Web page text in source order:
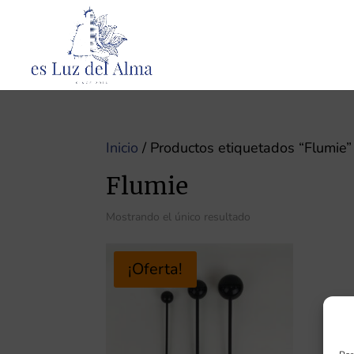
Inicio / Productos etiquetados “Flumie”
Flumie
Mostrando el único resultado
¡Oferta!